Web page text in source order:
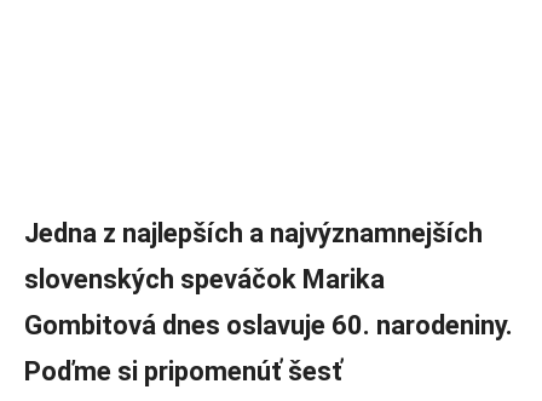
Jedna z najlepších a najvýznamnejších
slovenských speváčok Marika
Gombitová dnes oslavuje 60. narodeniny.
Poďme si pripomenúť šesť